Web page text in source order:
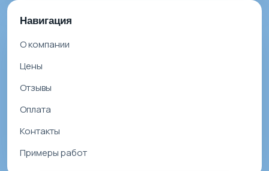
Навигация
О компании
Цены
Отзывы
Оплата
Контакты
Примеры работ